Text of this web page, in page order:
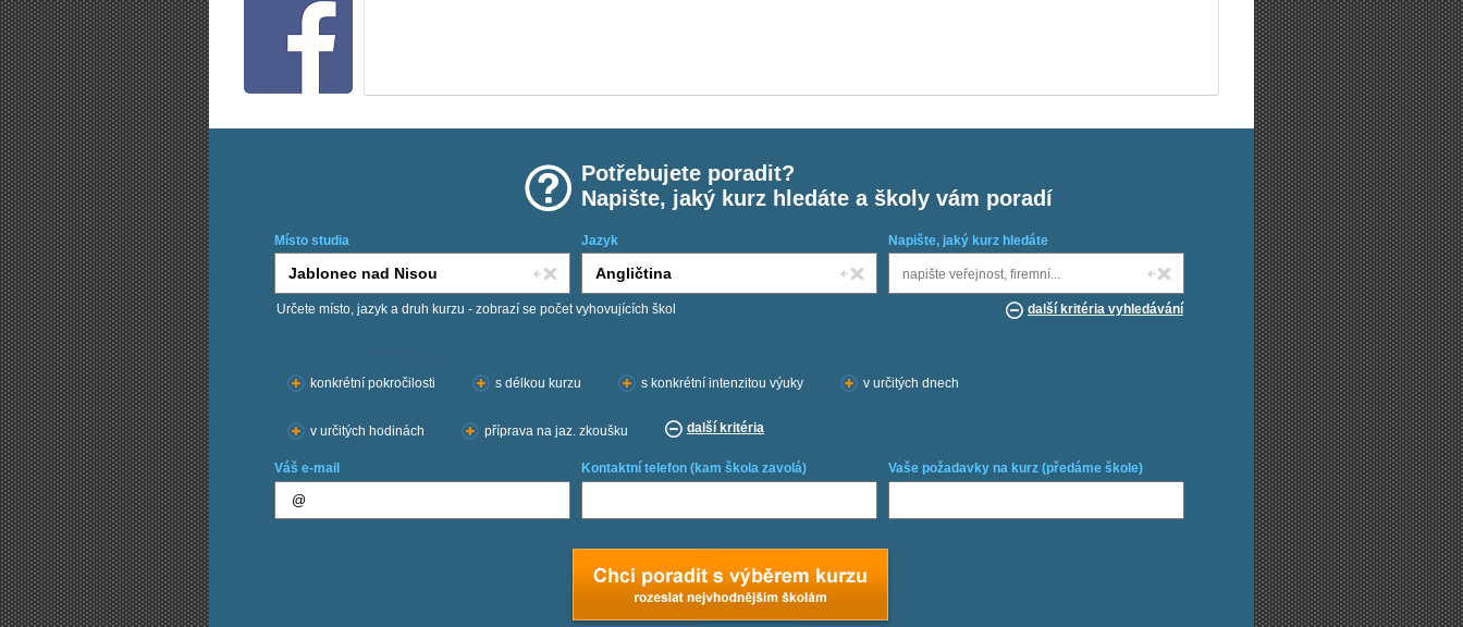
Potřebujete poradit?
Napište, jaký kurz hledáte a školy vám poradí
Místo studia Jazyk Napište, jaký kurz hledáte
Určete místo, jazyk a druh kurzu - zobrazí se počet vyhovujících škol další kritéria vyhledávání
konkrétní pokročilosti
s délkou kurzu s konkrétní intenzitou výuky v určitých dnech
v určitých hodinách příprava na jaz. zkoušku další kritéria
Váš e-mail Kontaktní telefon (kam škola zavolá) Vaše požadavky na kurz (předáme škole)